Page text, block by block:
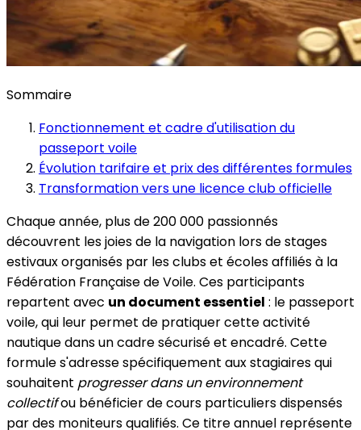
Sommaire
Fonctionnement et cadre d'utilisation du
passeport voile
Évolution tarifaire et prix des différentes formules
Transformation vers une licence club officielle
Chaque année, plus de 200 000 passionnés
découvrent les joies de la navigation lors de stages
estivaux organisés par les clubs et écoles affiliés à la
Fédération Française de Voile. Ces participants
repartent avec un document essentiel : le passeport
voile, qui leur permet de pratiquer cette activité
nautique dans un cadre sécurisé et encadré. Cette
formule s'adresse spécifiquement aux stagiaires qui
souhaitent progresser dans un environnement
collectifou bénéficier de cours particuliers dispensés
par des moniteurs qualifiés. Ce titre annuel représente